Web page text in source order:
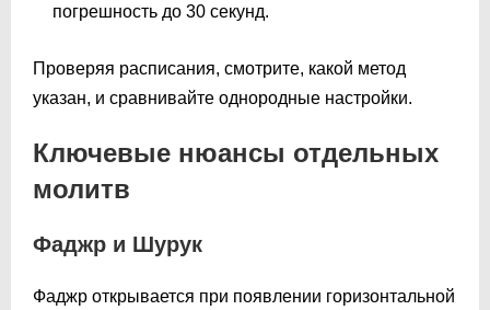
погрешность до 30 секунд.
Проверяя расписания, смотрите, какой метод
указан, и сравнивайте однородные настройки.
Ключевые нюансы отдельных
молитв
Фаджр и Шурук
Фаджр открывается при появлении горизонтальной